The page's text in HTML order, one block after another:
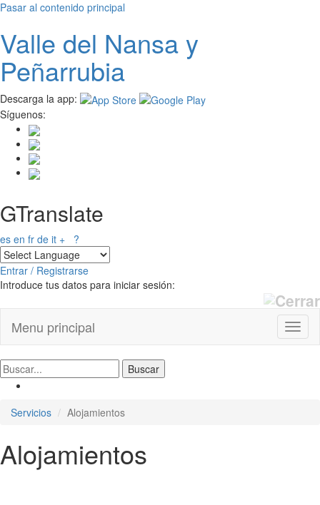
Pasar al contenido principal
Valle del Nansay
Peñarrubia
Descarga la app:
Síguenos:
GTranslate
es en fr de it + ?
Entrar / Registrarse
Introduce tus datos para iniciar sesión:
Menu principal
Servicios Alojamientos
Alojamientos